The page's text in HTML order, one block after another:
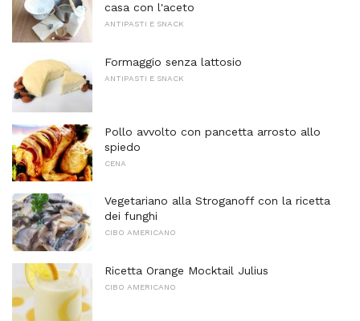
casa con l'aceto
ANTIPASTI E SNACK
Formaggio senza lattosio
ANTIPASTI E SNACK
Pollo avvolto con pancetta arrosto allo
spiedo
CENA
Vegetariano alla Stroganoff con la ricetta
dei funghi
CIBO AMERICANO
Ricetta Orange Mocktail Julius
CIBO AMERICANO